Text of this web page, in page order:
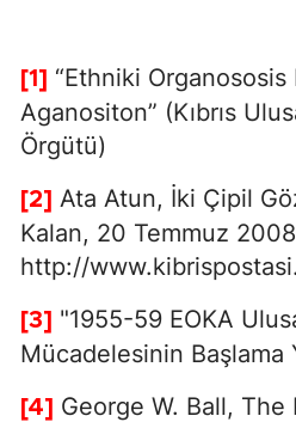
[1] “Ethniki Organososis
Aganositon” (Kıbrıs
Örgütü)
[2] Ata Atun, İki Çipil
Kalan, 20 Temmuz
http://
[3] "1955-59 EOKA
Mücadelesinin Başlama
[4] George W. Ball,